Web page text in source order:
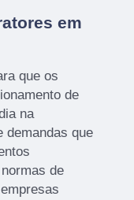
em
que os
de
na
demandas que
de